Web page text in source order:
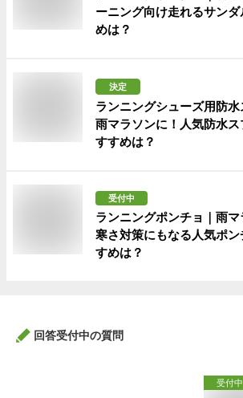
ーニング向け走れるサン
めは？
決定
ランニングシューズ用防水
雨マラソンに！人気防水
すすめは？
受付中
ランニングポンチョ｜雨マ
寒さ対策にもなる人気ポ
すめは？
回答受付中の質問
受付中